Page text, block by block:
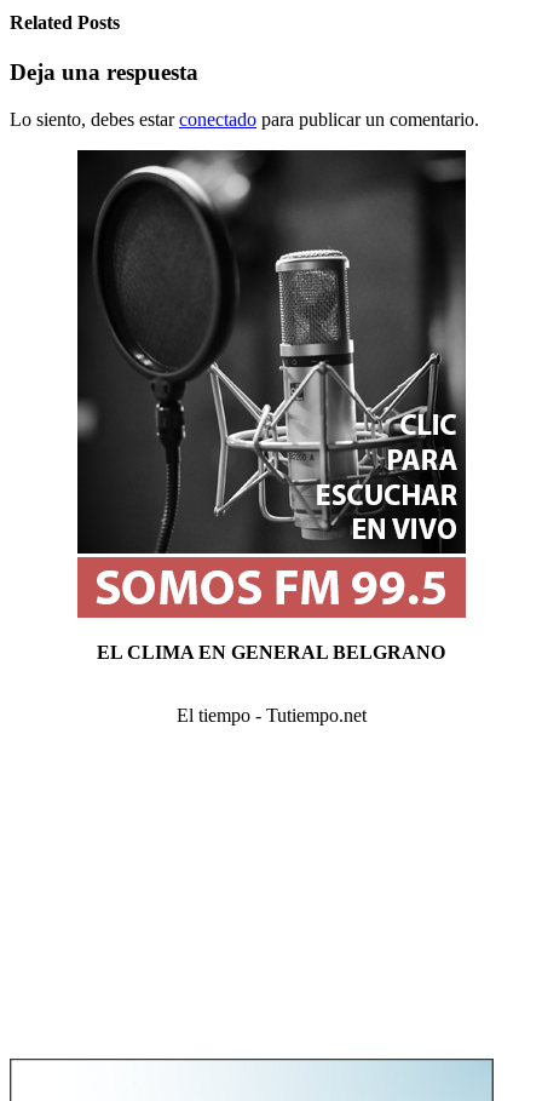
Related Posts
Deja una respuesta
Lo siento, debes estarconectado para publicar un comentario.
EL CLIMA EN GENERAL BELGRANO
El tiempo - Tutiempo.net